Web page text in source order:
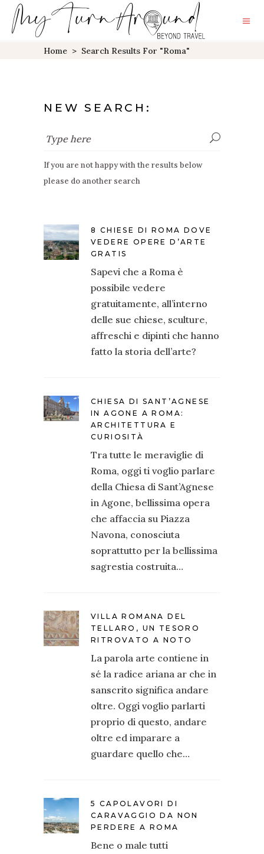
Home > Search Results For "roma"
NEW SEARCH:
If you are not happy with the results below
please do another search
8 CHIESE DI ROMA DOVE
VEDERE OPERE D’ARTE
GRATIS
Sapevi che a Roma è
possibile vedere
gratuitamente, all’interno
delle sue chiese, sculture,
affreschi e dipinti che hanno
fatto la storia dell’arte?
CHIESA DI SANT’AGNESE
IN AGONE A ROMA:
ARCHITETTURA E
CURIOSITÀ
Tra tutte le meraviglie di
Roma, oggi ti voglio parlare
della Chiesa di Sant’Agnese
in Agone, bellissima opera
che affaccia su Piazza
Navona, conosciuta
soprattutto per la bellissima
sagrestia costruita…
VILLA ROMANA DEL
TELLARO, UN TESORO
RITROVATO A NOTO
La parola arte contiene in
sé la radice ariana ar che in
sanscrito significa andare
oltre. Oggi voglio parlarti
proprio di questo, andare
oltre ed imparare a
guardare quello che…
5 CAPOLAVORI DI
CARAVAGGIO DA NON
PERDERE A ROMA
Bene o male tutti